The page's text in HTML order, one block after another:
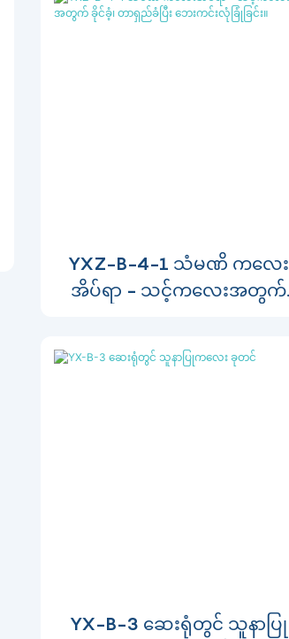
YXZ-B-4-1 သံမဏိ ကလေး
အိပ်ရာ - သင့်ကလေးအတွက်
YX-B-3 ဆေးရုံတွင် သူနာပြု